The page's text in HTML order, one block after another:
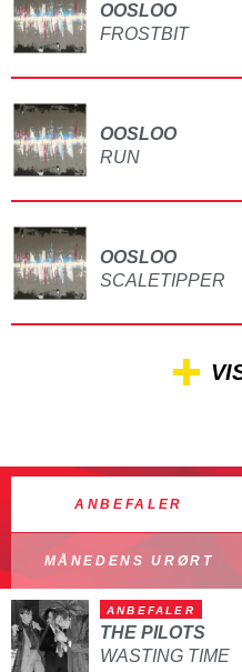
OOSLOO
FROSTBIT
OOSLOO
RUN
OOSLOO
SCALETIPPER
ANBEFALER
MÅNEDENS URØRT
ANBEFALER
THE PILOTS
WASTING TIME